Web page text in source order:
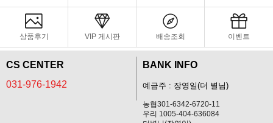
상품후기 VIP 게시판 배송조회 이벤트
CS CENTER
031-976-1942
BANK INFO
예금주 : 장영일(더 별님)
농협301-6342-6720-11
우리 1005-404-636084